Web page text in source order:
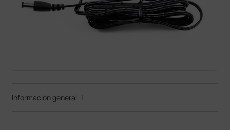
Información general |